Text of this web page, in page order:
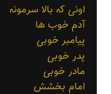
اونی که بالا سرمونه
آدم خوب ها
پیامبر خوبی
پدر خوبی
مادر خوبی
امام بخشش